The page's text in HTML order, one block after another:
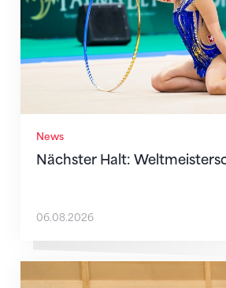
News
Nächster Halt:
06.08.2026
Mit klaren Zielen nach Zagreb